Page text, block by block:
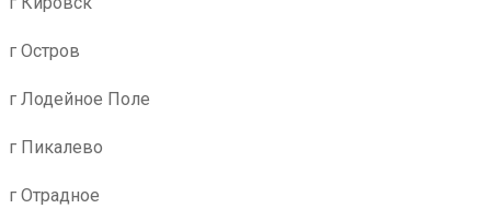
г Остров
г Лодейное Поле
г Пикалево
г Отрадное